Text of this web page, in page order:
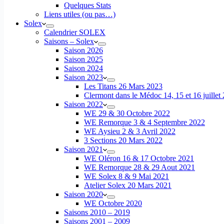
Quelques Stats
Liens utiles (ou pas…)
Solex
Calendrier SOLEX
Saisons – Solex
Saison 2026
Saison 2025
Saison 2024
Saison 2023
Les Titans 26 Mars 2023
Clermont dans le Médoc 14, 15 et 16 juillet
Saison 2022
WE 29 & 30 Octobre 2022
WE Remorque 3 & 4 Septembre 2022
WE Aysieu 2 & 3 Avril 2022
3 Sections 20 Mars 2022
Saison 2021
WE Oléron 16 & 17 Octobre 2021
WE Remorque 28 & 29 Aout 2021
WE Solex 8 & 9 Mai 2021
Atelier Solex 20 Mars 2021
Saison 2020
WE Octobre 2020
Saisons 2010 – 2019
Saisons 2001 – 2009